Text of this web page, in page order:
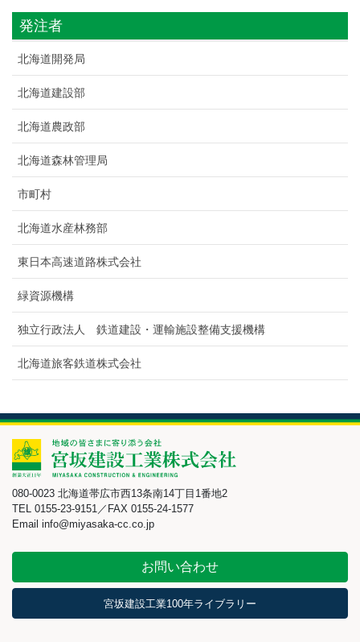
発注者
北海道開発局
北海道建設部
北海道農政部
北海道森林管理局
市町村
北海道水産林務部
東日本高速道路株式会社
緑資源機構
独立行政法人 鉄道建設・運輸施設整備支援機構
北海道旅客鉄道株式会社
080-0023 北海道帯広市西13条南14丁目1番地2
TEL 0155-23-9151／FAX 0155-24-1577
Email info@miyasaka-cc.co.jp
お問い合わせ
宮坂建設工業100年ライブラリー